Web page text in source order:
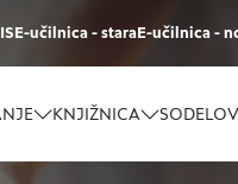
E-učilnica - staraE-učilnica -
KNJIŽNICA